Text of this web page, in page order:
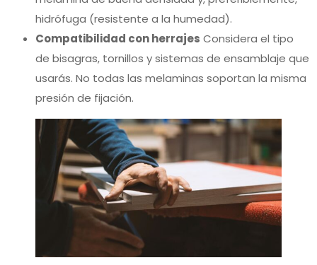
hidrófuga (resistente a la humedad).
Compatibilidad con herrajes Considera el tipo
de bisagras, tornillos y sistemas de ensamblaje que
usarás. No todas las melaminas soportan la misma
presión de fijación.